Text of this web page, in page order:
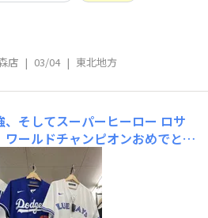
店 | 03/04 | 東北地方
そしてスーパーヒーロー ロサ
ールドチャンピオンおめでとう
的すぎます🔥 ドジャースvsブル
は大谷翔平選手！ 3回にホーム
投手交代となりました。あの大
うなだれていた様